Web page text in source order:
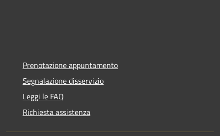
Prenotazione appuntamento
Segnalazione disservizio
Leggi le FAQ
Richiesta assistenza